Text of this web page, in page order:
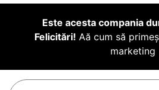
Este acesta compania
Felicitări! Aă cum să
marketing